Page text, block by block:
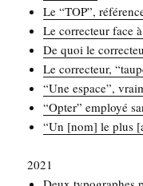
Le “TOP”,
Le cor­rec­teur face
De quoi le
Le cor­rec­teur,
“Une espace”,
“Opter” employé
“Un [nom] le plus
2021